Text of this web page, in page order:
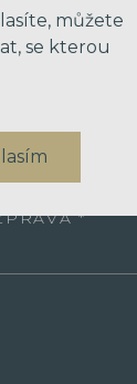
můžete
se kterou